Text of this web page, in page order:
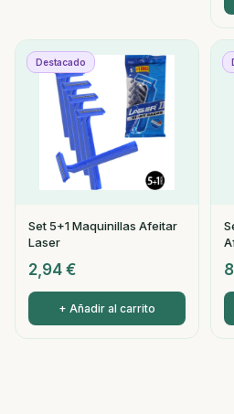
Destacado
Set 5+1 Maquinillas Afeitar
Laser
2,94 €
+ Añadir al carrito